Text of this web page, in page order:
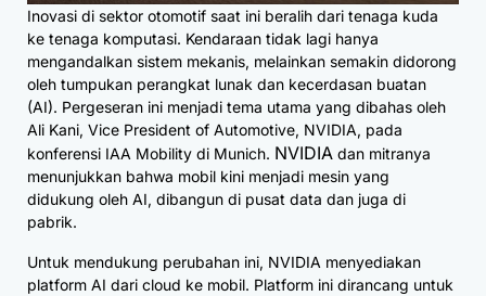
Inovasi di sektor otomotif saat ini beralih dari tenaga kuda
ke tenaga komputasi. Kendaraan tidak lagi hanya
mengandalkan sistem mekanis, melainkan semakin didorong
oleh tumpukan perangkat lunak dan kecerdasan buatan
(AI). Pergeseran ini menjadi tema utama yang dibahas oleh
Ali Kani, Vice President of Automotive, NVIDIA, pada
konferensi IAA Mobility di Munich. NVIDIA dan mitranya
menunjukkan bahwa mobil kini menjadi mesin yang
didukung oleh AI, dibangun di pusat data dan juga di
pabrik.
Untuk mendukung perubahan ini, NVIDIA menyediakan
platform AI dari cloud ke mobil. Platform ini dirancang untuk